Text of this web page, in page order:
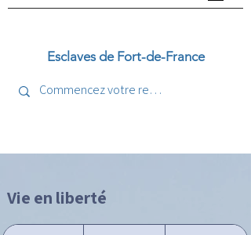
Esclaves de Fort-de-France
Vie en liberté